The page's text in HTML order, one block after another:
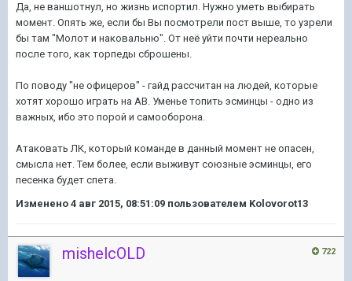
Да, не ваншотнул, но жизнь испортил. Нужно уметь выбирать
момент. Опять же, если бы Вы посмотрели пост выше, то узрели
бы там "Молот и наковальню". От неё уйти почти нереально
после того, как торпеды сброшены.
По поводу "не офицеров" - гайд рассчитан на людей, которые
хотят хорошо играть на АВ. Уменье топить эсминцы - одно из
важных, ибо это порой и самооборона.
Атаковать ЛК, который команде в данный момент не опасен,
смысла нет. Тем более, если выживут союзные эсминцы, его
песенка будет спета.
Изменено 4 авг 2015, 08:51:09 пользователем Kolovorot13
722
mishelcOLD